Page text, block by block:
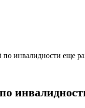
инвалидности еще